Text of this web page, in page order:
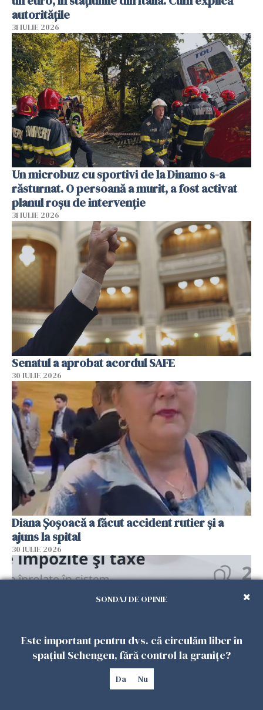
autoritățile
31 IULIE 2026
Un microbuz cu sportivi de la Dinamo s-a
răsturnat. O persoană a murit, a fost activat
planul roșu de intervenție
31 IULIE 2026
Senatul a aprobat acordul SAFE
30 IULIE 2026
Diana Șoșoacă a făcut accident rutier și a
ajuns la spital
30 IULIE 2026
SONDAJ DE OPINIE
Este important pentru dvs. că circulăm liber în
spațiul Schengen, fără control la granițe?
Da Nu